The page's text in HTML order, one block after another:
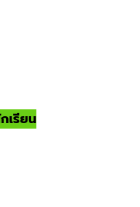
เรียน